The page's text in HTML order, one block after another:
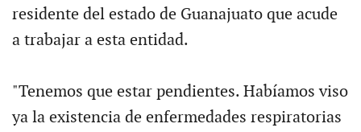
residente del estado de Guanajuato que acude
a trabajar a esta entidad.
"Tenemos que estar pendientes. Habíamos viso
ya la existencia de enfermedades respiratorias